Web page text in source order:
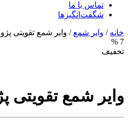
تماس با ما
شگفت‌انگیزها
خانه / وایر شمع / وایر شمع تقویتی پژو
7 %
تخفیف
وایر شمع تقویتی پژو